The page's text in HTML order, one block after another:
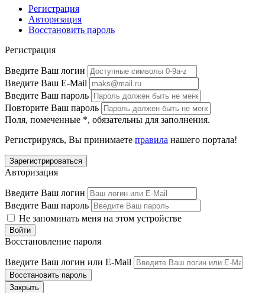
Регистрация
Авторизация
Восстановить пароль
Регистрация
Введите Ваш логин
Введите Ваш E-Mail
Введите Ваш пароль
Повторите Ваш пароль
Поля, помеченные *, обязательны для заполнения.
Регистрируясь, Вы принимаете правила нашего портала!
Авторизация
Введите Ваш логин
Введите Ваш пароль
Не запоминать меня на этом устройстве
Восстановление пароля
Введите Ваш логин или E-Mail
Закрыть